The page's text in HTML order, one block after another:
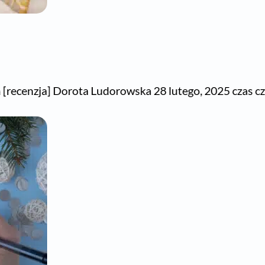
Dorota Ludorowska 28 lutego, 2025 czas